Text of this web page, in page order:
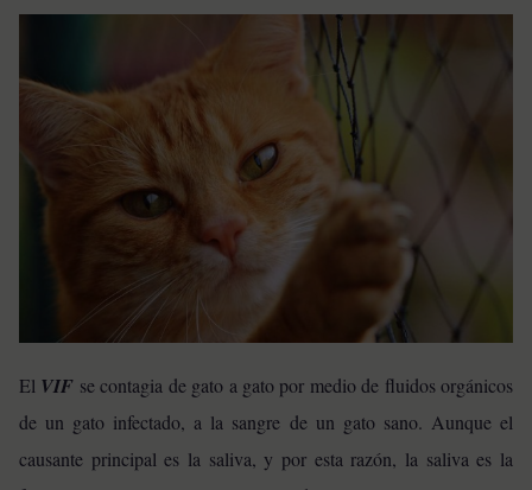
El VIF se contagia de gato a gato por medio de fluidos orgánicos
de un gato infectado, a la sangre de un gato sano. Aunque el
causante principal es la saliva, y por esta razón, la saliva es la